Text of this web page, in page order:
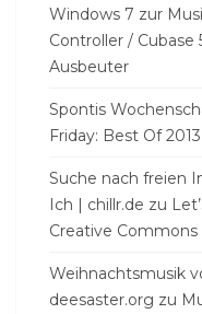
Windows 7 zur
Controller / Cubase
Ausbeuter
Spontis
Friday: Best Of 2013
Suche nach freien
Ich | chillr.de zu
Creative
Weihnachtsmusik
deesaster.org zu